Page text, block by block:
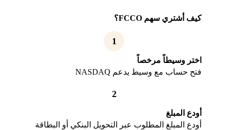
كيف أشتري سهم FCCO؟
1
اختر وسيطاً مرخصاً
فتح حساب مع وسيط يدعم NASDAQ
2
أودع المبلغ
أودع المبلغ المطلوب عبر التحويل البنكي أو البطاقة